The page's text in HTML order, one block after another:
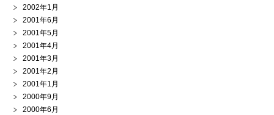
2002年1月
2001年6月
2001年5月
2001年4月
2001年3月
2001年2月
2001年1月
2000年9月
2000年6月